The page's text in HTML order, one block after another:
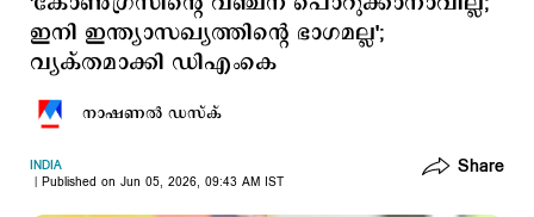
ഇനി ഇന്ത്യാസഖ്യത്തിന്‍റെ ഭാഗമല്ല';
വ്യക്തമാക്കി ഡിഎംകെ
നാഷണല്‍ ഡസ്ക്
INDIA
Published on Jun 05, 2026, 09:43 AM IST
Share